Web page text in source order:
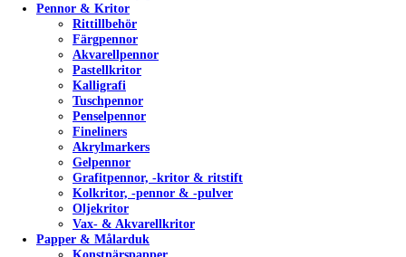
Pennor & Kritor
Rittillbehör
Färgpennor
Akvarellpennor
Pastellkritor
Kalligrafi
Tuschpennor
Penselpennor
Fineliners
Akrylmarkers
Gelpennor
Grafitpennor, -kritor & ritstift
Kolkritor, -pennor & -pulver
Oljekritor
Vax- & Akvarellkritor
Papper & Målarduk